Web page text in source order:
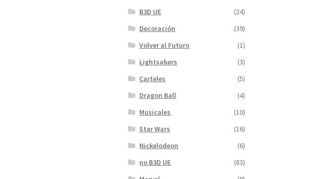
B3D UE
(24)
Decoración
(39)
Volver al Futuro
(1)
Lightsabers
(3)
Carteles
(5)
Dragon Ball
(4)
Musicales
(10)
Star Wars
(16)
Nickelodeon
(6)
no B3D UE
(83)